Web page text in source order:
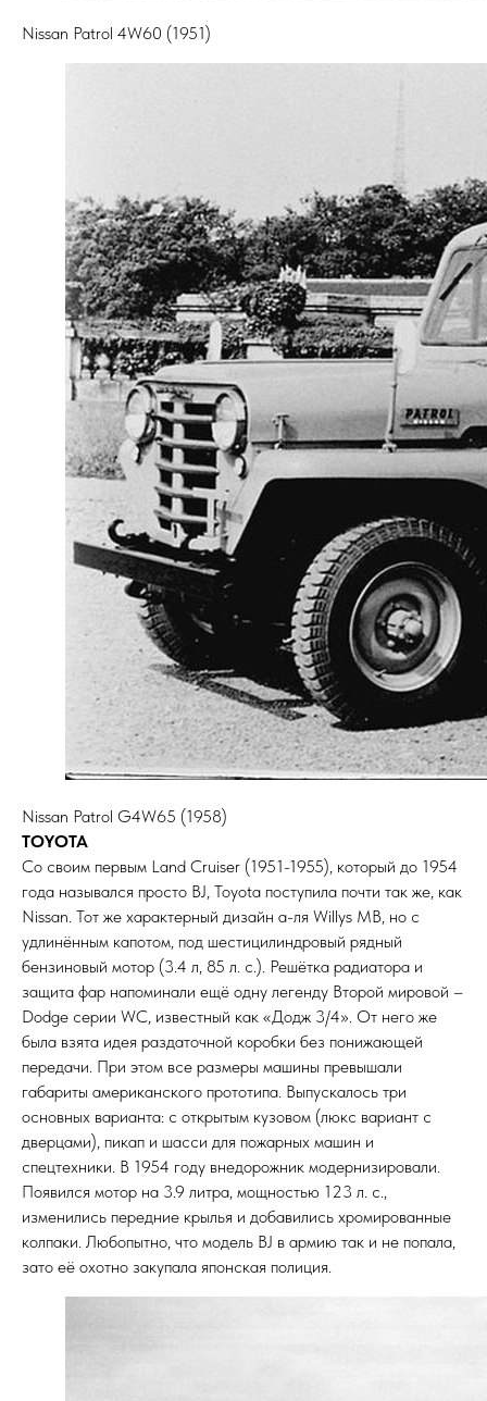
Nissan Patrol 4W60 (1951)
Nissan Patrol G4W65 (1958)
TOYOTA
Со своим первым Land Cruiser (1951-1955), который до 1954
года назывался просто BJ, Toyota поступила почти так же, как
Nissan. Тот же характерный дизайн а-ля Willys MB, но с
удлинённым капотом, под шестицилиндровый рядный
бензиновый мотор (3.4 л, 85 л. с.). Решётка радиатора и
защита фар напоминали ещё одну легенду Второй мировой –
Dodge серии WC, известный как «Додж 3/4». От него же
была взята идея раздаточной коробки без понижающей
передачи. При этом все размеры машины превышали
габариты американского прототипа. Выпускалось три
основных варианта: с открытым кузовом (люкс вариант с
дверцами), пикап и шасси для пожарных машин и
спецтехники. В 1954 году внедорожник модернизировали.
Появился мотор на 3.9 литра, мощностью 123 л. с.,
изменились передние крылья и добавились хромированные
колпаки. Любопытно, что модель BJ в армию так и не попала,
зато её охотно закупала японская полиция.